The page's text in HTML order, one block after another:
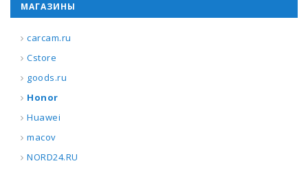
МАГАЗИНЫ
carcam.ru
Cstore
goods.ru
Honor
Huawei
macov
NORD24.RU